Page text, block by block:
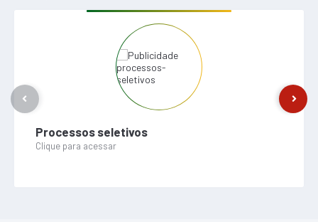
Processos seletivos
Clique para acessar